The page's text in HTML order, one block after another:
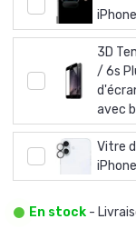
3D
/ 6s
avec
Vitre
En stock -